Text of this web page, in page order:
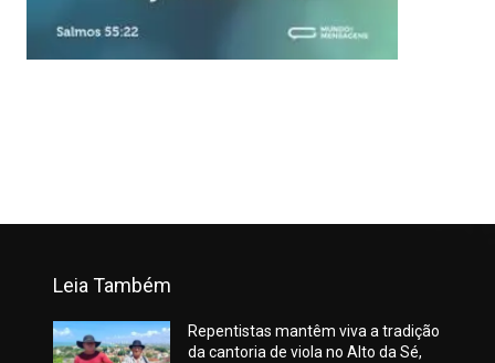
Leia Também
Repentistas mantêm viva a tradição
da cantoria de viola no Alto da Sé,